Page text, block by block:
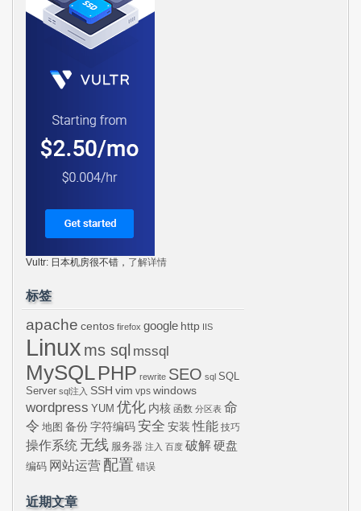
Vultr: 日本机房很不错， 了解详情
标签
apache centos firefox google http IIS
Linux ms sql mssql
MySQLPHP rewrite SEO sql SQL
Server sql注入 SSH vim vps windows
wordpress YUM 优化 内核 函数 分区表 命
令 地图 备份 字符编码 安全 安装 性能 技巧
操作系统 无线 服务器 注入 百度 破解硬盘
编码 网站运营 配置 错误
近期文章